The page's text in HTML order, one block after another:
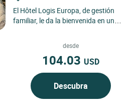
El Hôtel Logis Europa, de gestión
familiar, le da la bienvenida en un
desde
104.03 USD
Descubra